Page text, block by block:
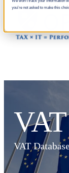
you're not asked to make this
VAT